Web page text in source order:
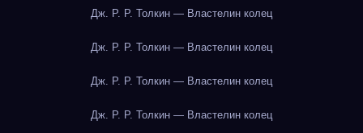
Дж. Р. Р. Толкин — Властелин колец
Дж. Р. Р. Толкин — Властелин колец
Дж. Р. Р. Толкин — Властелин колец
Дж. Р. Р. Толкин — Властелин колец